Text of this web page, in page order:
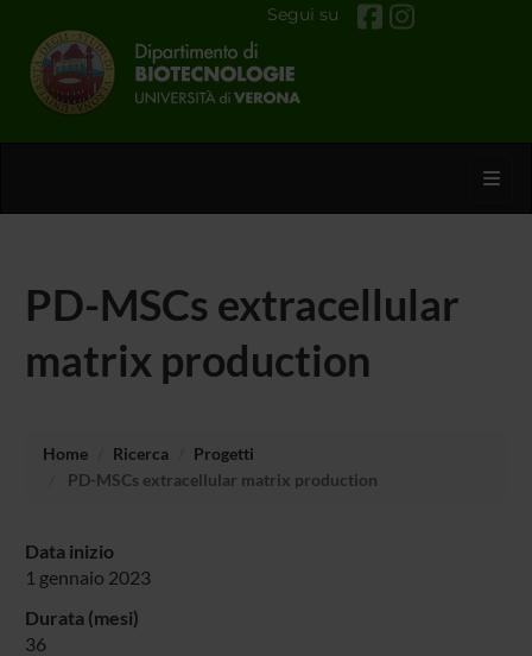
Segui su
PD-MSCs extracellular
matrix production
Home Ricerca
Progetti
PD-MSCs extracellular matrix production
Data inizio
1 gennaio 2023
Durata (mesi)
36